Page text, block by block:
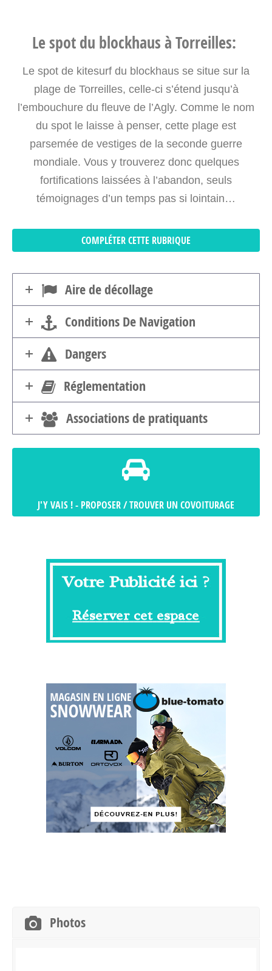
Le spot du blockhaus à Torreilles:
Le spot de kitesurf du blockhaus se situe sur la
plage de Torreilles, celle-ci s’étend jusqu’à
l’embouchure du fleuve de l’Agly. Comme le nom
du spot le laisse à penser, cette plage est
parsemée de vestiges de la seconde guerre
mondiale. Vous y trouverez donc quelques
fortifications laissées à l’abandon, seuls
témoignages d’un temps pas si lointain…
COMPLÉTER CETTE RUBRIQUE
Aire de décollage
Conditions De Navigation
Dangers
Réglementation
Associations de pratiquants
J'Y VAIS ! - PROPOSER / TROUVER UN COVOITURAGE
Photos